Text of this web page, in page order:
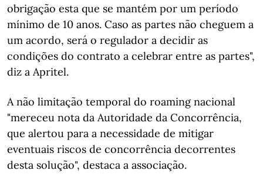
obrigação esta que se mantém por um período
mínimo de 10 anos. Caso as partes não cheguem a
um acordo, será o regulador a decidir as
condições do contrato a celebrar entre as partes",
diz a Apritel.
A não limitação temporal do roaming nacional
"mereceu nota da Autoridade da Concorrência,
que alertou para a necessidade de mitigar
eventuais riscos de concorrência decorrentes
desta solução", destaca a associação.